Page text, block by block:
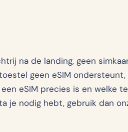
na de landing, geen
geen eSIM
een eSIM precies is en welke
je nodig hebt, gebruik dan